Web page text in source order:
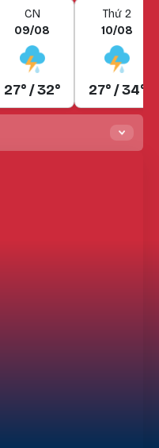
CN
09/08
27° / 32°
Thứ 2
10/08
27° / 34°